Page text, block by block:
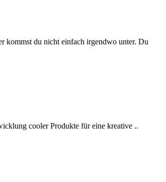
kommst du nicht einfach irgendwo unter. Du
cooler Produkte für eine kreative ..